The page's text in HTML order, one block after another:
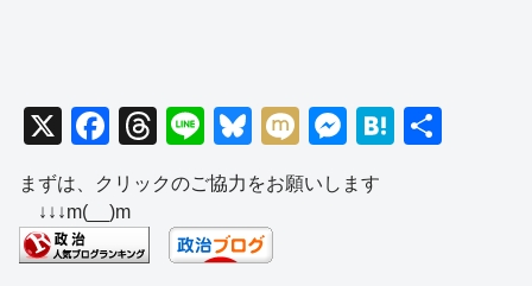
X
F
a
c
e
T
hr
e
a
Li
n
e
Bl
u
e
sk
M
ixi
M
e
ss
H
まずは、クリックのご協力をお願いします
↓↓↓m(__)m